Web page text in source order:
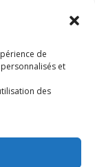
de
et
des